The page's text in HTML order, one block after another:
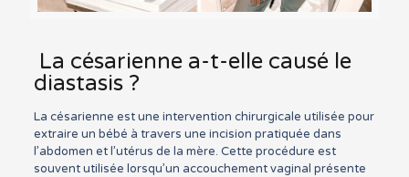
La césarienne a-t-elle causé le
diastasis ?
La césarienne est une intervention chirurgicale utilisée pour
extraire un bébé à travers une incision pratiquée dans
l’abdomen et l’utérus de la mère. Cette procédure est
souvent utilisée lorsqu’un accouchement vaginal présente